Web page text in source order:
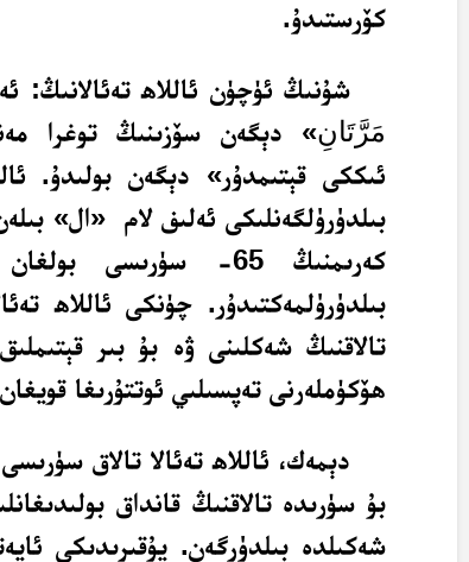
كۆرستىدۇ.
شۇنىڭ ئۈچۈن ئاللاھ تەئالانىڭ:
مَرَّتَانِ» دېگەن سۆزىنىڭ توغرا
ئىككى قېتىمدۇر» دېگەن بولىدۇ.
بىلدۈرۈلگەنلىكى ئەلىف لام «ال»
كەرىمنىڭ 65- سۈرىسى
بىلدۈرۈلمەكتىدۇر. چۈنكى ئاللاھ
تالاقنىڭ شەكلىنى ۋە بۇ بىر
ھۆكۈملەرنى تەپسىلىي ئوتتۇرىغا
دېمەك، ئاللاھ تەئالا تالاق
بۇ سۈرىدە تالاقنىڭ قانداق
شەكىلدە بىلدۈرگەن. يۇقىرىدىكى